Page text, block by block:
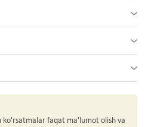
ko'rsatmalar faqat ma'lumot olish va